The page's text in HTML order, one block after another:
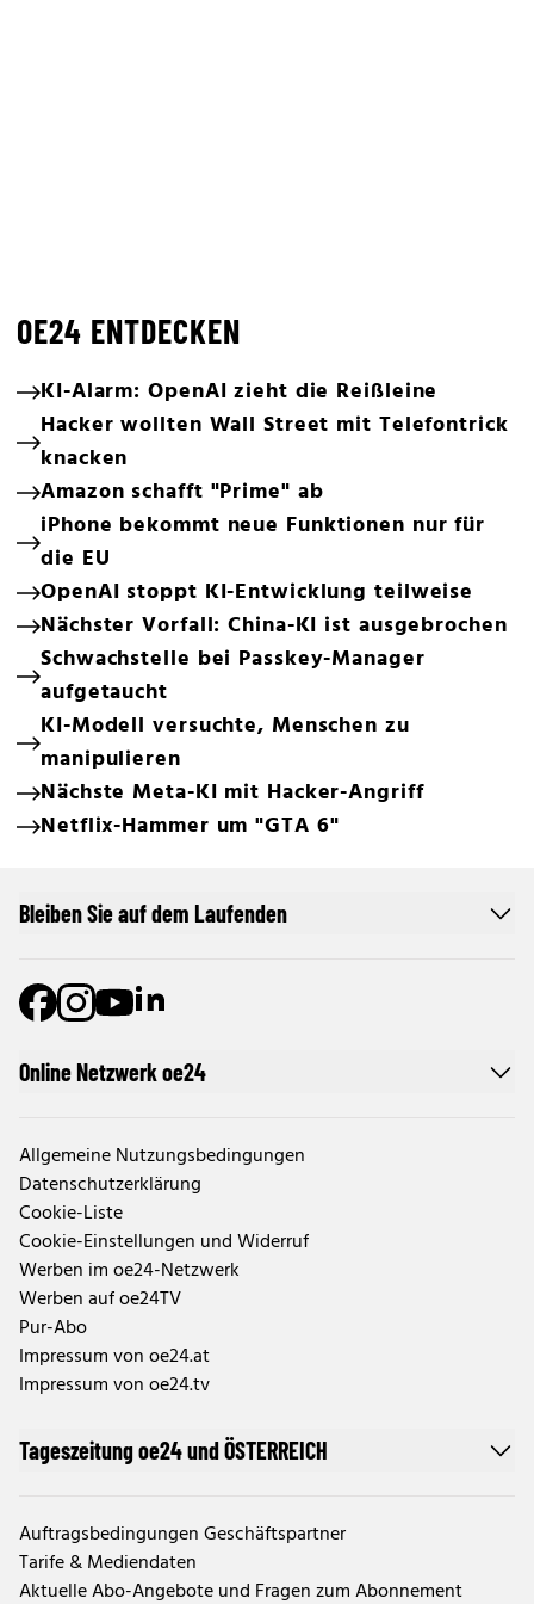
OE24 ENTDECKEN
KI-Alarm: OpenAI zieht die Reißleine
Hacker wollten Wall Street mit Telefontrick
knacken
Amazon schafft "Prime" ab
iPhone bekommt neue Funktionen nur für
die EU
OpenAI stoppt KI-Entwicklung teilweise
Nächster Vorfall: China-KI ist ausgebrochen
Schwachstelle bei Passkey-Manager
aufgetaucht
KI-Modell versuchte, Menschen zu
manipulieren
Nächste Meta-KI mit Hacker-Angriff
Netflix-Hammer um "GTA 6"
Online Netzwerk oe24
Allgemeine Nutzungsbedingungen
Datenschutzerklärung
Cookie-Liste
Cookie-Einstellungen und Widerruf
Werben im oe24-Netzwerk
Werben auf oe24TV
Pur-Abo
Impressum von oe24.at
Impressum von oe24.tv
Tageszeitung oe24 und ÖSTERREICH
Auftragsbedingungen Geschäftspartner
Tarife & Mediendaten
Aktuelle Abo-Angebote und Fragen zum Abonnement
Bleiben Sie auf dem Laufenden